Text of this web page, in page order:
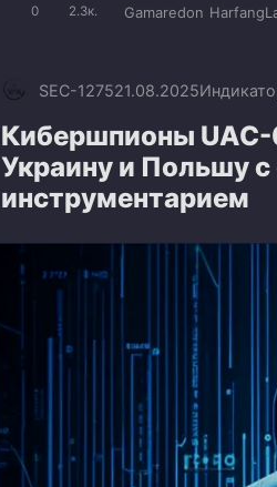
0 2.3к. Gamaredon
SEC-127521.08.2025
Кибершпионы UAC-
Украину и Польшу
инструментарием